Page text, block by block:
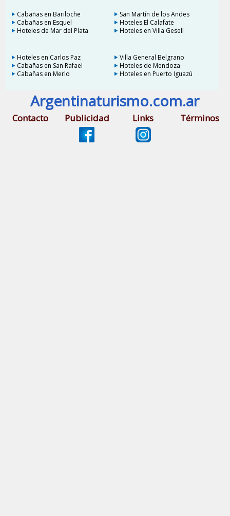
Cabañas en Bariloche
San Martín de los Andes
Cabañas en Esquel
Hoteles El Calafate
Hoteles de Mar del Plata
Hoteles en Villa Gesell
Hoteles en Carlos Paz
Villa General Belgrano
Cabañas en San Rafael
Hoteles de Mendoza
Cabañas en Merlo
Hoteles en Puerto Iguazú
Argentinaturismo.com.ar
Contacto Publicidad Links Términos